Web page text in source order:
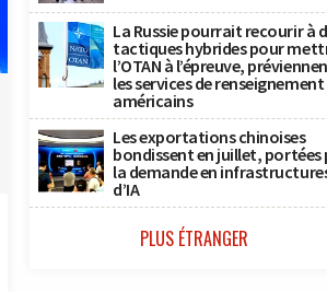
La Russie pourrait recourir à
tactiques hybrides pour
l’OTAN à l’épreuve,
les services de renseignement
américains
Les exportations chinoises
bondissent en juillet, portées
la demande en
d’IA
PLUS ÉTRANGER